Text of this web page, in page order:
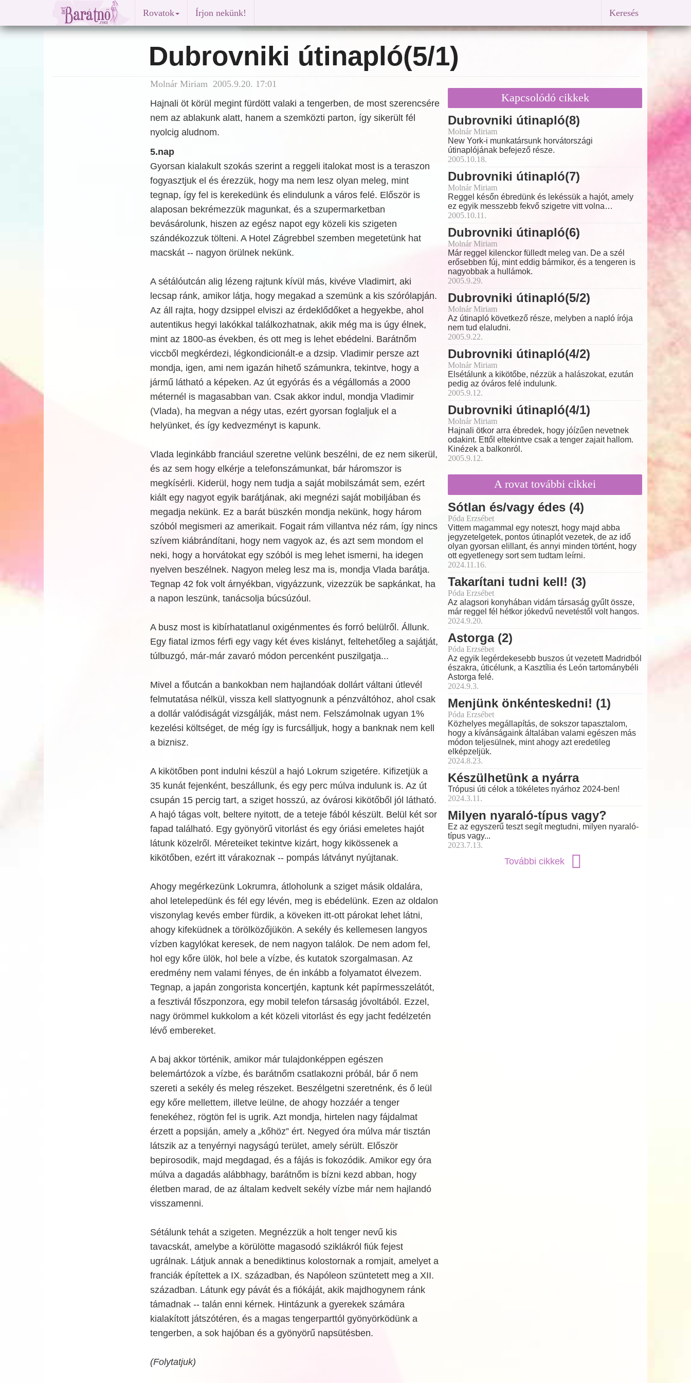
Rovatok Írjon nekünk! Keresés
Dubrovniki útinapló(5/1)
Molnár Miriam 2005.9.20. 17:01
Hajnali öt körül megint fürdött valaki a tengerben, de most szerencsére
nem az ablakunk alatt, hanem a szemközti parton, így sikerült fél
nyolcig aludnom.
5.nap
Gyorsan kialakult szokás szerint a reggeli italokat most is a teraszon
fogyasztjuk el és érezzük, hogy ma nem lesz olyan meleg, mint
tegnap, így fel is kerekedünk és elindulunk a város felé. Először is
alaposan bekrémezzük magunkat, és a szupermarketban
bevásárolunk, hiszen az egész napot egy közeli kis szigeten
szándékozzuk tölteni. A Hotel Zágrebbel szemben megetetünk hat
macskát -- nagyon örülnek nekünk.
A sétálóutcán alig lézeng rajtunk kívül más, kivéve Vladimirt, aki
lecsap ránk, amikor látja, hogy megakad a szemünk a kis szórólapján.
Az áll rajta, hogy dzsippel elviszi az érdeklődőket a hegyekbe, ahol
autentikus hegyi lakókkal találkozhatnak, akik még ma is úgy élnek,
mint az 1800-as években, és ott meg is lehet ebédelni. Barátnőm
viccből megkérdezi, légkondicionált-e a dzsip. Vladimir persze azt
mondja, igen, ami nem igazán hihető számunkra, tekintve, hogy a
jármű látható a képeken. Az út egyórás és a végállomás a 2000
méternél is magasabban van. Csak akkor indul, mondja Vladimir
(Vlada), ha megvan a négy utas, ezért gyorsan foglaljuk el a
helyünket, és így kedvezményt is kapunk.
Vlada leginkább franciául szeretne velünk beszélni, de ez nem sikerül,
és az sem hogy elkérje a telefonszámunkat, bár háromszor is
megkísérli. Kiderül, hogy nem tudja a saját mobilszámát sem, ezért
kiált egy nagyot egyik barátjának, aki megnézi saját mobiljában és
megadja nekünk. Ez a barát büszkén mondja nekünk, hogy három
szóból megismeri az amerikait. Fogait rám villantva néz rám, így nincs
szívem kiábrándítani, hogy nem vagyok az, és azt sem mondom el
neki, hogy a horvátokat egy szóból is meg lehet ismerni, ha idegen
nyelven beszélnek. Nagyon meleg lesz ma is, mondja Vlada barátja.
Tegnap 42 fok volt árnyékban, vigyázzunk, vizezzük be sapkánkat, ha
a napon leszünk, tanácsolja búcsúzóul.
A busz most is kibírhatatlanul oxigénmentes és forró belülről. Állunk.
Egy fiatal izmos férfi egy vagy két éves kislányt, feltehetőleg a sajátját,
túlbuzgó, már-már zavaró módon percenként puszilgatja...
Mivel a főutcán a bankokban nem hajlandóak dollárt váltani útlevél
felmutatása nélkül, vissza kell slattyognunk a pénzváltóhoz, ahol csak
a dollár valódiságát vizsgálják, mást nem. Felszámolnak ugyan 1%
kezelési költséget, de még így is furcsálljuk, hogy a banknak nem kell
a biznisz.
A kikötőben pont indulni készül a hajó Lokrum szigetére. Kifizetjük a
35 kunát fejenként, beszállunk, és egy perc múlva indulunk is. Az út
csupán 15 percig tart, a sziget hosszú, az óvárosi kikötőből jól látható.
A hajó tágas volt, beltere nyitott, de a teteje fából készült. Belül két sor
fapad található. Egy gyönyörű vitorlást és egy óriási emeletes hajót
látunk közelről. Méreteiket tekintve kizárt, hogy kikössenek a
kikötőben, ezért itt várakoznak -- pompás látványt nyújtanak.
Ahogy megérkezünk Lokrumra, átloholunk a sziget másik oldalára,
ahol letelepedünk és fél egy lévén, meg is ebédelünk. Ezen az oldalon
viszonylag kevés ember fürdik, a köveken itt-ott párokat lehet látni,
ahogy kifeküdnek a törölközőjükön. A sekély és kellemesen langyos
vízben kagylókat keresek, de nem nagyon találok. De nem adom fel,
hol egy kőre ülök, hol bele a vízbe, és kutatok szorgalmasan. Az
eredmény nem valami fényes, de én inkább a folyamatot élvezem.
Tegnap, a japán zongorista koncertjén, kaptunk két papírmesszelátót,
a fesztivál főszponzora, egy mobil telefon társaság jóvoltából. Ezzel,
nagy örömmel kukkolom a két közeli vitorlást és egy jacht fedélzetén
lévő embereket.
A baj akkor történik, amikor már tulajdonképpen egészen
belemártózok a vízbe, és barátnőm csatlakozni próbál, bár ő nem
szereti a sekély és meleg részeket. Beszélgetni szeretnénk, és ő leül
egy kőre mellettem, illetve leülne, de ahogy hozzáér a tenger
fenekéhez, rögtön fel is ugrik. Azt mondja, hirtelen nagy fájdalmat
érzett a popsiján, amely a „kőhöz” ért. Negyed óra múlva már tisztán
látszik az a tenyérnyi nagyságú terület, amely sérült. Először
bepirosodik, majd megdagad, és a fájás is fokozódik. Amikor egy óra
múlva a dagadás alábbhagy, barátnőm is bízni kezd abban, hogy
életben marad, de az általam kedvelt sekély vízbe már nem hajlandó
visszamenni.
Sétálunk tehát a szigeten. Megnézzük a holt tenger nevű kis
tavacskát, amelybe a körülötte magasodó sziklákról fiúk fejest
ugrálnak. Látjuk annak a benediktinus kolostornak a romjait, amelyet a
franciák építettek a IX. században, és Napóleon szüntetett meg a XII.
században. Látunk egy pávát és a fiókáját, akik majdhogynem ránk
támadnak -- talán enni kérnek. Hintázunk a gyerekek számára
kialakított játszótéren, és a magas tengerparttól gyönyörködünk a
tengerben, a sok hajóban és a gyönyörű napsütésben.
(Folytatjuk)
Kapcsolódó cikkek
Dubrovniki útinapló(8)
Molnár Miriam
New York-i munkatársunk horvátországi
útinaplójának befejező része.
2005.10.18.
Dubrovniki útinapló(7)
Molnár Miriam
Reggel későn ébredünk és lekéssük a hajót, amely
ez egyik messzebb fekvő szigetre vitt volna…
2005.10.11.
Dubrovniki útinapló(6)
Molnár Miriam
Már reggel kilenckor fülledt meleg van. De a szél
erősebben fúj, mint eddig bármikor, és a tengeren is
nagyobbak a hullámok.
2005.9.29.
Dubrovniki útinapló(5/2)
Molnár Miriam
Az útinapló következő része, melyben a napló írója
nem tud elaludni.
2005.9.22.
Dubrovniki útinapló(4/2)
Molnár Miriam
Elsétálunk a kikötőbe, nézzük a halászokat, ezután
pedig az óváros felé indulunk.
2005.9.12.
Dubrovniki útinapló(4/1)
Molnár Miriam
Hajnali ötkor arra ébredek, hogy jóízűen nevetnek
odakint. Ettől eltekintve csak a tenger zajait hallom.
Kinézek a balkonról.
2005.9.12.
A rovat további cikkei
Sótlan és/vagy édes (4)
Póda Erzsébet
Vittem magammal egy noteszt, hogy majd abba
jegyzetelgetek, pontos útinaplót vezetek, de az idő
olyan gyorsan elillant, és annyi minden történt, hogy
ott egyetlenegy sort sem tudtam leírni.
2024.11.16.
Takarítani tudni kell! (3)
Póda Erzsébet
Az alagsori konyhában vidám társaság gyűlt össze,
már reggel fél hétkor jókedvű nevetéstől volt hangos.
2024.9.20.
Astorga (2)
Póda Erzsébet
Az egyik legérdekesebb buszos út vezetett Madridból
északra, úticélunk, a Kasztília és León tartománybéli
Astorga felé.
2024.9.3.
Menjünk önkénteskedni! (1)
Póda Erzsébet
Közhelyes megállapítás, de sokszor tapasztalom,
hogy a kívánságaink általában valami egészen más
módon teljesülnek, mint ahogy azt eredetileg
elképzeljük.
2024.8.23.
Készülhetünk a nyárra
Trópusi úti célok a tökéletes nyárhoz 2024-ben!
2024.3.11.
Milyen nyaraló-típus vagy?
Ez az egyszerű teszt segít megtudni, milyen nyaraló-
típus vagy...
2023.7.13.
További cikkek